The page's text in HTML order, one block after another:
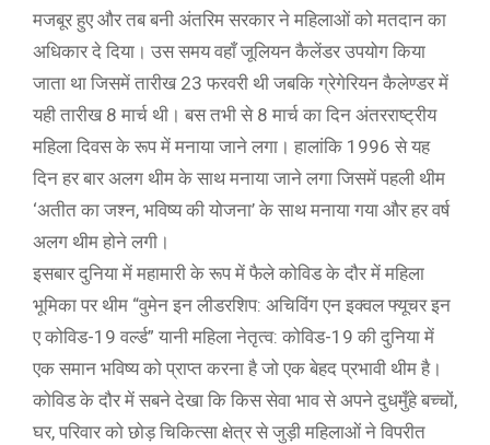
मजबूर हुए और तब बनी अंतरिम सरकार ने महिलाओं को मतदान का
अधिकार दे दिया। उस समय वहाँ जूलियन कैलेंडर उपयोग किया
जाता था जिसमें तारीख 23 फरवरी थी जबकि ग्रेगेरियन कैलेण्डर में
यही तारीख 8 मार्च थी। बस तभी से 8 मार्च का दिन अंतरराष्ट्रीय
महिला दिवस के रूप में मनाया जाने लगा। हालांकि 1996 से यह
दिन हर बार अलग थीम के साथ मनाया जाने लगा जिसमें पहली थीम
‘अतीत का जश्न, भविष्य की योजना’ के साथ मनाया गया और हर वर्ष
अलग थीम होने लगी।
इसबार दुनिया में महामारी के रूप में फैले कोविड के दौर में महिला
भूमिका पर थीम “वुमेन इन लीडरशिप: अचिविंग एन इक्वल फ्यूचर इन
ए कोविड-19 वर्ल्ड” यानी महिला नेतृत्व: कोविड-19 की दुनिया में
एक समान भविष्य को प्राप्त करना है जो एक बेहद प्रभावी थीम है।
कोविड के दौर में सबने देखा कि किस सेवा भाव से अपने दुधमुँहे बच्चों,
घर, परिवार को छोड़ चिकित्सा क्षेत्र से जुड़ी महिलाओं ने विपरीत